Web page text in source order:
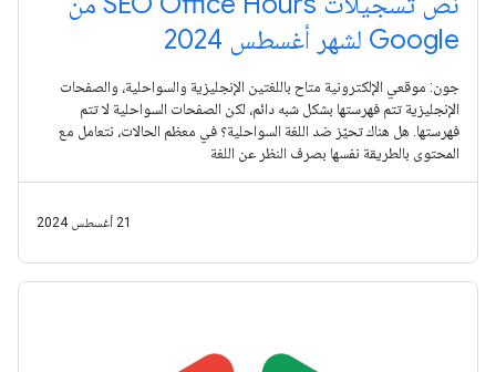
Google لشهر أغسطس 2024
جون: موقعي الإلكترونية متاح باللغتين الإنجليزية والسواحلية، والصفحات
الإنجليزية تتم فهرستها بشكل شبه دائم، لكن الصفحات السواحلية لا تتم
فهرستها. هل هناك تحيّز ضد اللغة السواحلية؟ في معظم الحالات، نتعامل مع
المحتوى بالطريقة نفسها بصرف النظر عن اللغة
21 أغسطس 2024